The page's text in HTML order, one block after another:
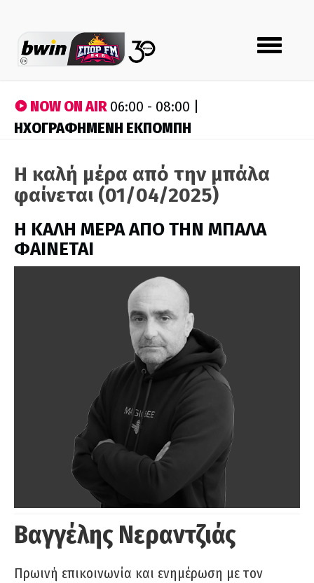
Toggle
navigation
NOW ON AIR06:00 - 08:00 |
ΗΧΟΓΡΑΦΗΜΕΝΗ ΕΚΠΟΜΠΗ
Η καλή μέρα από την μπάλα
φαίνεται (01/04/2025)
H ΚΑΛΗ ΜΕΡΑ ΑΠΟ ΤΗΝ ΜΠΑΛΑ
ΦΑΙΝΕΤΑΙ
Βαγγέλης Νεραντζιάς
Πρωινή επικοινωνία και ενημέρωση με τον